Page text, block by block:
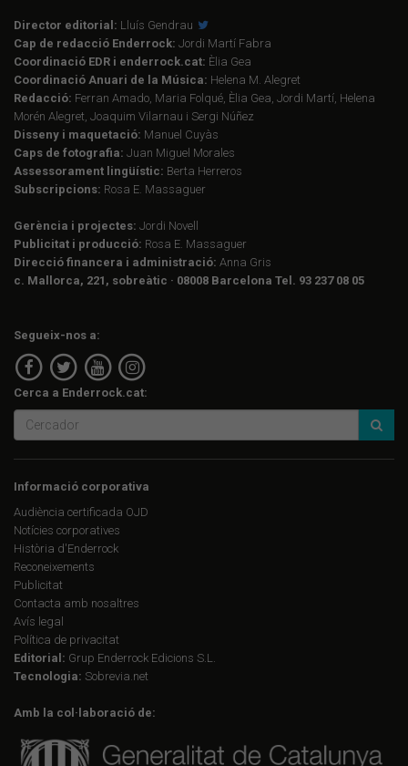
Director editorial: Lluís Gendrau
Cap de redacció Enderrock: Jordi Martí Fabra
Coordinació EDR i enderrock.cat: Èlia Gea
Coordinació Anuari de la Música: Helena M. Alegret
Redacció: Ferran Amado, Maria Folqué, Èlia Gea, Jordi Martí, Helena
Morén Alegret, Joaquim Vilarnau i Sergi Núñez
Disseny i maquetació: Manuel Cuyàs
Caps de fotografia: Juan Miguel Morales
Assessorament lingüístic: Berta Herreros
Subscripcions: Rosa E. Massaguer
Gerència i projectes: Jordi Novell
Publicitat i producció: Rosa E. Massaguer
Direcció financera i administració: Anna Gris
c. Mallorca, 221, sobreàtic · 08008 Barcelona Tel. 93 237 08 05
Segueix-nos a:
Cerca a Enderrock.cat:
Informació corporativa
Audiència certificada OJD
Notícies corporatives
Història d'Enderrock
Reconeixements
Publicitat
Contacta amb nosaltres
Avís legal
Política de privacitat
Editorial: Grup Enderrock Edicions S.L.
Tecnologia: Sobrevia.net
Amb la col·laboració de: